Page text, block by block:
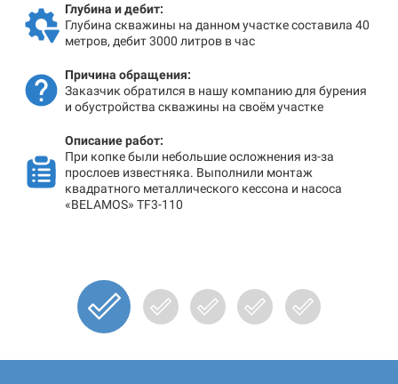
Глубина и дебит:
Глубина скважины на данном участке составила 40
метров, дебит 3000 литров в час
Причина обращения:
Заказчик обратился в нашу компанию для бурения
и обустройства скважины на своём участке
Описание работ:
При копке были небольшие осложнения из-за
прослоев известняка. Выполнили монтаж
квадратного металлического кессона и насоса
«BELAMOS» TF3-110